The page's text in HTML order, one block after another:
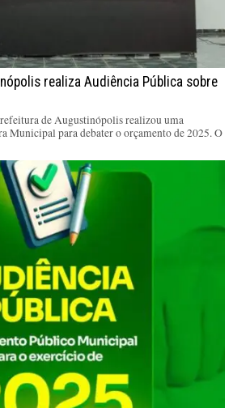
realiza Audiência Pública sobre
de Augustinópolis realizou uma
Municipal para debater o orçamento de 2025. O